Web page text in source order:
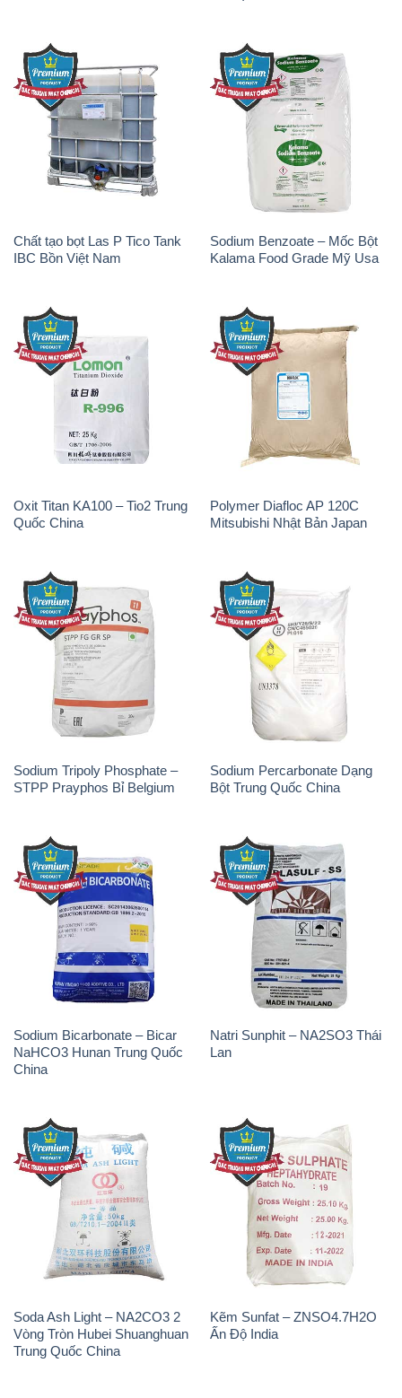
Chất tạo bọt Las P Tico Tank
IBC Bồn Việt Nam
Sodium Benzoate – Mốc Bột
Kalama Food Grade Mỹ Usa
Oxit Titan KA100 – Tio2 Trung
Quốc China
Polymer Diafloc AP 120C
Mitsubishi Nhật Bản Japan
Sodium Tripoly Phosphate –
STPP Prayphos Bỉ Belgium
Sodium Percarbonate Dạng
Bột Trung Quốc China
Sodium Bicarbonate – Bicar
NaHCO3 Hunan Trung Quốc
China
Natri Sunphit – NA2SO3 Thái
Lan
Soda Ash Light – NA2CO3 2
Vòng Tròn Hubei Shuanghuan
Trung Quốc China
Kẽm Sunfat – ZNSO4.7H2O
Ấn Độ India